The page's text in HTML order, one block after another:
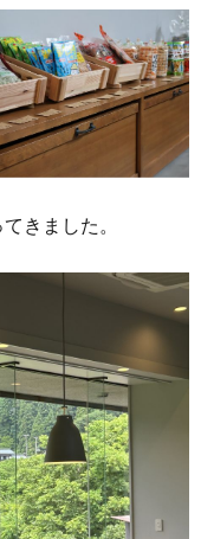
きました。